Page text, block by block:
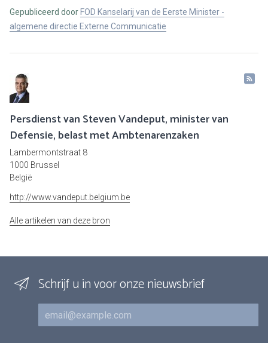
Gepubliceerd door FOD Kanselarij van de Eerste Minister -
algemene directie Externe Communicatie
Persdienst van Steven Vandeput, minister van
Defensie, belast met Ambtenarenzaken
Lambermontstraat 8
1000 Brussel
België
http://www.vandeput.belgium.be
Alle artikelen van deze bron
Schrijf u in voor onze nieuwsbrief
E-mail